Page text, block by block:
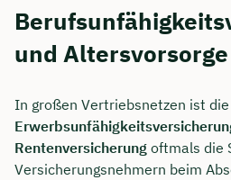
und Altersvorsorge
In großen Vertriebsnetzen ist die
Rentenversicherung oftmals die
Versicherungsnehmern beim